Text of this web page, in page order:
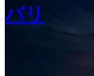
バリ